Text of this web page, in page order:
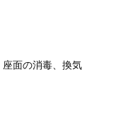
面の消毒、換気